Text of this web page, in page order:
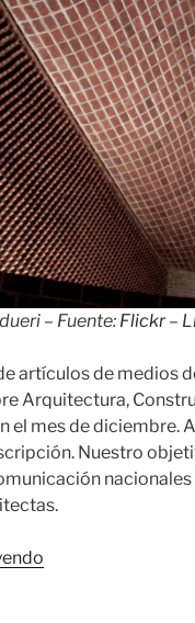
– Fuente: Flickr–
artículos de medios
Arquitectura,
el mes de diciembre.
Nuestro